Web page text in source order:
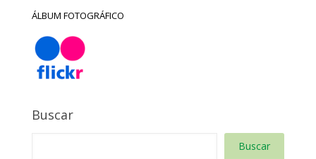
ÁLBUM FOTOGRÁFICO
Buscar
Buscar